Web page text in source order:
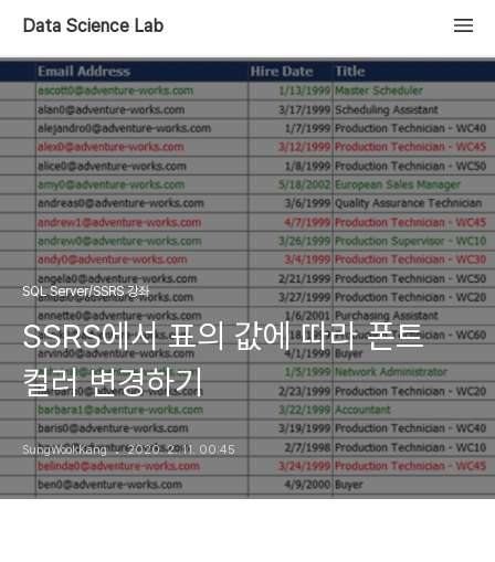
Data Science Lab
SQL Server/SSRS 강좌
SSRS에서 표의 값에 따라 폰트
컬러 변경하기
SungWookKang 2020. 2. 11. 00:45